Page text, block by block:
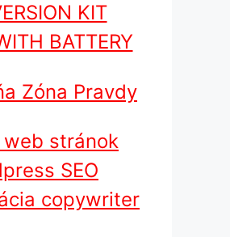
KIT
BATTERY
Zóna Pravdy
web stránok
SEO
copywriter